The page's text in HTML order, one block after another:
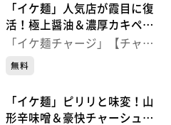
「イケ麺」人気店が霞目に復
活！極上醤油＆濃厚カキペー
スト 【中華そば 煖々】
「イケ麺チャージ」【チャー
ジ！】
無料
「イケ麺」ピリリと味変！山
形辛味噌＆豪快チャーシュ